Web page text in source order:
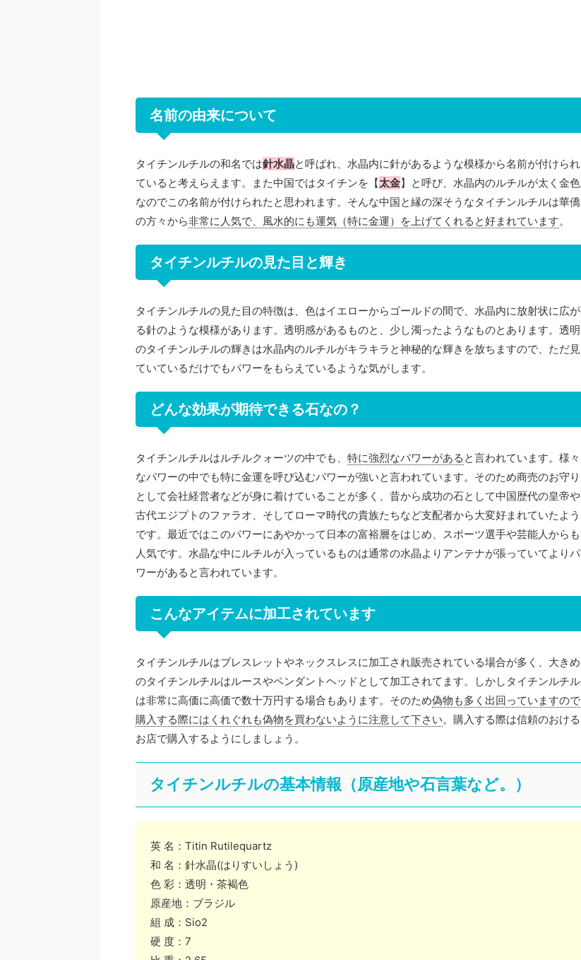
名前の由来について
タイチンルチルの和名では針水晶と呼ばれ、水晶内に針があるような模様から名前が付けられ
ていると考えらえます。また中国ではタイチンを【太金】と呼び、水晶内のルチルが太く金色
なのでこの名前が付けられたと思われます。そんな中国と縁の深そうなタイチンルチルは華僑
の方々から非常に人気で、風水的にも運気（特に金運）を上げてくれると好まれています。
タイチンルチルの見た目と輝き
タイチンルチルの見た目の特徴は、色はイエローからゴールドの間で、水晶内に放射状に広が
る針のような模様があります。透明感があるものと、少し濁ったようなものとあります。透明
のタイチンルチルの輝きは水晶内のルチルがキラキラと神秘的な輝きを放ちますので、ただ見
ていているだけでもパワーをもらえているような気がします。
どんな効果が期待できる石なの？
タイチンルチルはルチルクォーツの中でも、 特に強烈なパワーがある と言われています。様々
なパワーの中でも特に金運を呼び込むパワーが強いと言われています。そのため商売のお守り
として会社経営者などが身に着けていることが多く、昔から成功の石として中国歴代の皇帝や
古代エジプトのファラオ、そしてローマ時代の貴族たちなど支配者から大変好まれていたよう
です。最近ではこのパワーにあやかって日本の富裕層をはじめ、スポーツ選手や芸能人からも
人気です。水晶な中にルチルが入っているものは通常の水晶よりアンテナが張っていてよりパ
ワーがあると言われています。
こんなアイテムに加工されています
タイチンルチルはブレスレットやネックスレスに加工され販売されている場合が多く、大きめ
のタイチンルチルはルースやペンダントヘッドとして加工されてます。しかしタイチンルチル
は非常に高価に高価で数十万円する場合もあります。そのため偽物も多く出回っていますので
購入する際にはくれぐれも偽物を買わないように注意して下さい。購入する際は信頼のおける
お店で購入するようにしましょう。
タイチンルチルの基本情報（原産地や石言葉など。）
英 名： Titin Rutilequartz
和 名： 針水晶(はりすいしょう)
色 彩：透明・茶褐色
原産地： ブラジル
組 成：Sio2
硬 度：7